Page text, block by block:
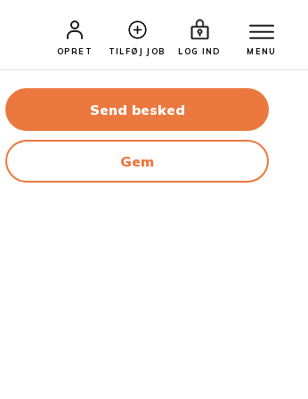
OPRET TILFØJ JOB LOG IND MENU
Send besked
Gem